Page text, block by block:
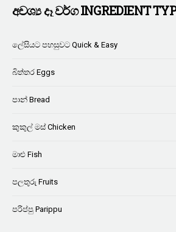
අවශ්‍ය දෑ වර්ග INGREDIENT
ලේසියට පහසුවට Quick & Easy
බිත්තර Eggs
පාන් Bread
කුකුල් මස් Chicken
මාළු Fish
පලතුරු Fruits
පරිප්පු Parippu